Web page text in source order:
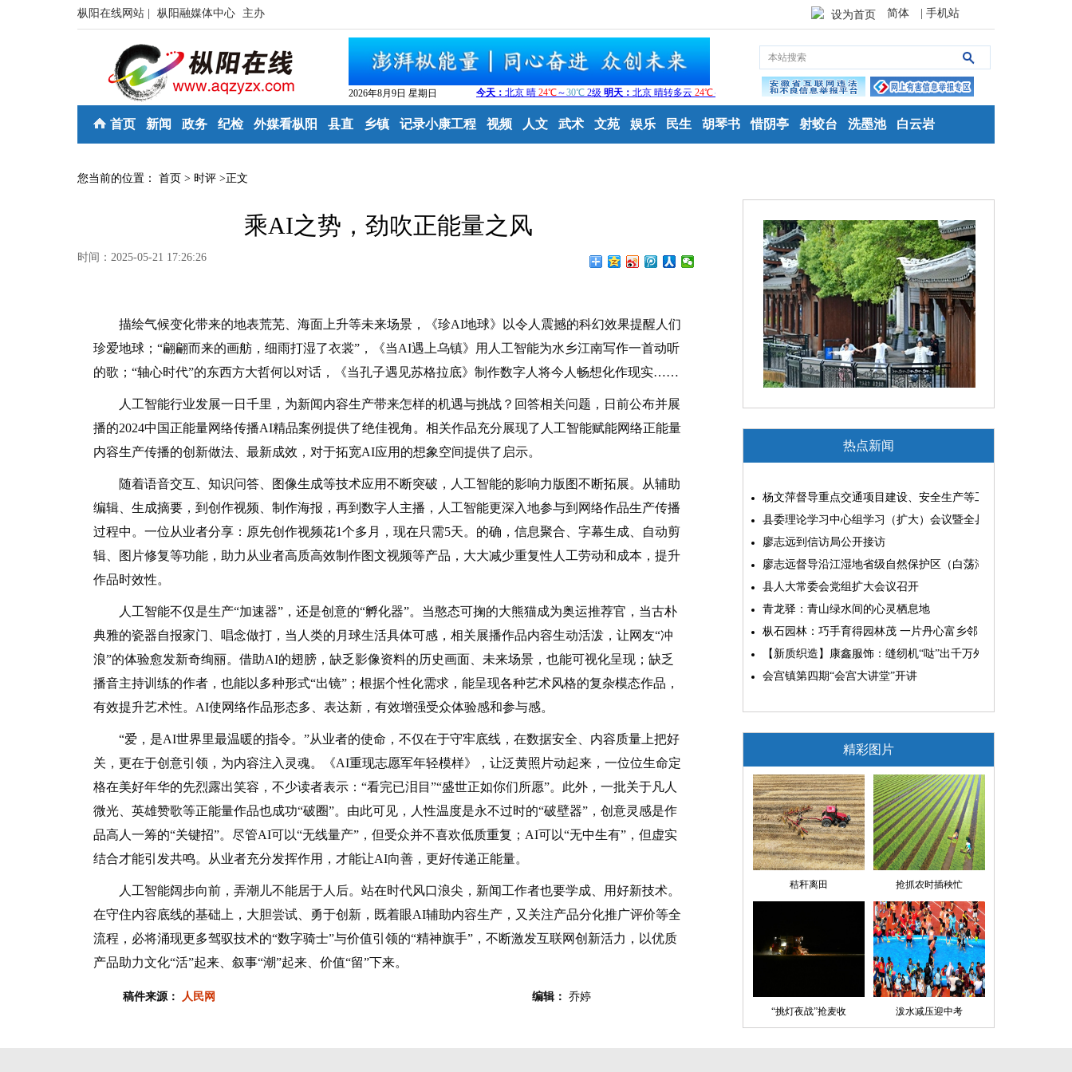
枞阳在线网站 | 枞阳融媒体中心 主办 设为首页 简体 | 手机站
2026年8月9日 星期日
首页 新闻 政务 纪检 外媒看枞阳 县直 乡镇 记录小康工程 视频 人文 武术 文苑 娱乐 民生 胡琴书 惜阴亭 射蛟台 洗墨池 白云岩
您当前的位置： 首页 > 时评 >正文
乘AI之势，劲吹正能量之风
时间：2025-05-21 17:26:26
描绘气候变化带来的地表荒芜、海面上升等未来场景，《珍AI地球》以令人震撼的科幻效果提醒人们
珍爱地球；“翩翩而来的画舫，细雨打湿了衣裳”，《当AI遇上乌镇》用人工智能为水乡江南写作一首动听
的歌；“轴心时代”的东西方大哲何以对话，《当孔子遇见苏格拉底》制作数字人将今人畅想化作现实……
人工智能行业发展一日千里，为新闻内容生产带来怎样的机遇与挑战？回答相关问题，日前公布并展
播的2024中国正能量网络传播AI精品案例提供了绝佳视角。相关作品充分展现了人工智能赋能网络正能量
内容生产传播的创新做法、最新成效，对于拓宽AI应用的想象空间提供了启示。
随着语音交互、知识问答、图像生成等技术应用不断突破，人工智能的影响力版图不断拓展。从辅助
编辑、生成摘要，到创作视频、制作海报，再到数字人主播，人工智能更深入地参与到网络作品生产传播
过程中。一位从业者分享：原先创作视频花1个多月，现在只需5天。的确，信息聚合、字幕生成、自动剪
辑、图片修复等功能，助力从业者高质高效制作图文视频等产品，大大减少重复性人工劳动和成本，提升
作品时效性。
人工智能不仅是生产“加速器”，还是创意的“孵化器”。当憨态可掬的大熊猫成为奥运推荐官，当古朴
典雅的瓷器自报家门、唱念做打，当人类的月球生活具体可感，相关展播作品内容生动活泼，让网友“冲
浪”的体验愈发新奇绚丽。借助AI的翅膀，缺乏影像资料的历史画面、未来场景，也能可视化呈现；缺乏
播音主持训练的作者，也能以多种形式“出镜”；根据个性化需求，能呈现各种艺术风格的复杂模态作品，
有效提升艺术性。AI使网络作品形态多、表达新，有效增强受众体验感和参与感。
“爱，是AI世界里最温暖的指令。”从业者的使命，不仅在于守牢底线，在数据安全、内容质量上把好
关，更在于创意引领，为内容注入灵魂。《AI重现志愿军年轻模样》，让泛黄照片动起来，一位位生命定
格在美好年华的先烈露出笑容，不少读者表示：“看完已泪目”“盛世正如你们所愿”。此外，一批关于凡人
微光、英雄赞歌等正能量作品也成功“破圈”。由此可见，人性温度是永不过时的“破壁器”，创意灵感是作
品高人一筹的“关键招”。尽管AI可以“无线量产”，但受众并不喜欢低质重复；AI可以“无中生有”，但虚实
结合才能引发共鸣。从业者充分发挥作用，才能让AI向善，更好传递正能量。
人工智能阔步向前，弄潮儿不能居于人后。站在时代风口浪尖，新闻工作者也要学成、用好新技术。
在守住内容底线的基础上，大胆尝试、勇于创新，既着眼AI辅助内容生产，又关注产品分化推广评价等全
流程，必将涌现更多驾驭技术的“数字骑士”与价值引领的“精神旗手”，不断激发互联网创新活力，以优质
产品助力文化“活”起来、叙事“潮”起来、价值“留”下来。
稿件来源： 人民网 编辑： 乔婷
热点新闻
杨文萍督导重点交通项目建设、安全生产等工作
县委理论学习中心组学习（扩大）会议暨全县“两为”能力素质
廖志远到信访局公开接访
廖志远督导沿江湿地省级自然保护区（白荡湖片区）问题整改
县人大常委会党组扩大会议召开
青龙驿：青山绿水间的心灵栖息地
枞石园林：巧手育得园林茂 一片丹心富乡邻
【新质织造】康鑫服饰：缝纫机“哒”出千万外贸大生意
会宫镇第四期“会宫大讲堂”开讲
精彩图片
秸秆离田 抢抓农时插秧忙
“挑灯夜战”抢麦收 泼水减压迎中考